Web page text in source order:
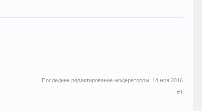
Последнее редактирование модератором: 14 ноя 2016
#1